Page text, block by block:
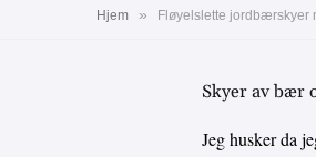
Hjem » Fløyelslette jordbærskyer
Skyer av bær
Jeg husker da